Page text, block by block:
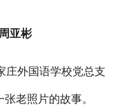
亚彬
外国语学校党总支
老照片的故事。